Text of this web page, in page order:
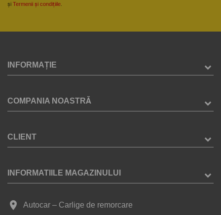
și Termenii și condițiile
INFORMAȚIE
COMPANIA NOASTRĂ
CLIENT
INFORMATIILE MAGAZINULUI
place Autocar – Carlige de remorcare